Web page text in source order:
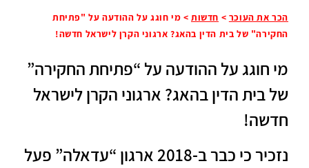
הכר את העוכר > חדשות > מי חוגג על ההודעה על "פתיחת
החקירה" של בית הדין בהאג? ארגוני הקרן לישראל חדשה!
מי חוגג על ההודעה על “פתיחת החקירה”
של בית הדין בהאג? ארגוני הקרן לישראל
חדשה!
נזכיר כי כבר ב-2018 ארגון “עדאלה” פעל